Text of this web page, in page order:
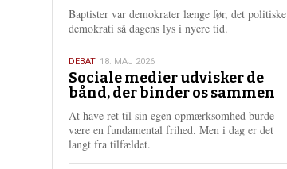
e
Baptister var demokrater længe før, det politiske
demokrati så dagens lys i nyere tid.
18.
maj
2026
DEBAT 18. MAJ 2026
Sociale medier udvisker de
bånd, der binder os sammen
At have ret til sin egen opmærksomhed burde
være en fundamental frihed. Men i dag er det
langt fra tilfældet.